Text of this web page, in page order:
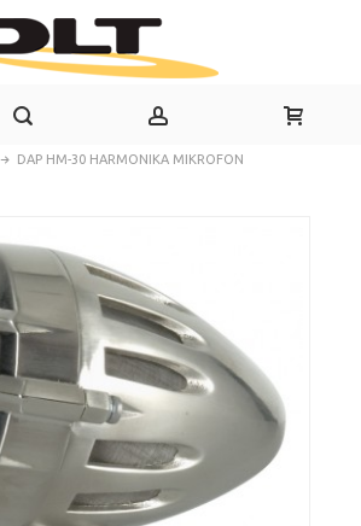
DAP HM-30 HARMONIKA MIKROFON